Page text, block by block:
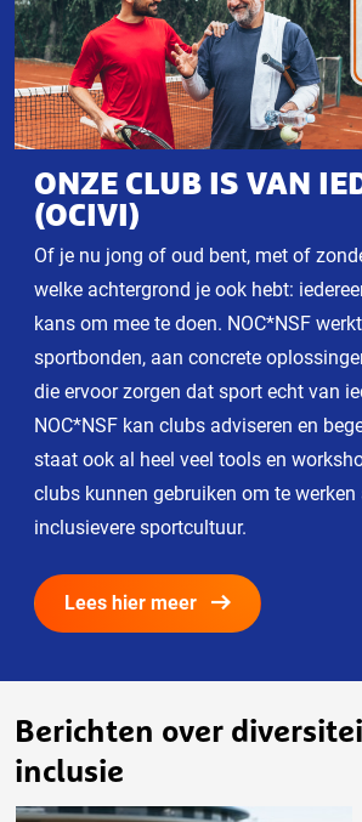
ONZE CLUB IS VAN
(OCIVI)
Of je nu jong of oud bent, met of
welke achtergrond je ook hebt:
kans om mee te doen. NOC*NSF
sportbonden, aan concrete
die ervoor zorgen dat sport echt van
NOC*NSF kan clubs adviseren en
staat ook al heel veel tools en
clubs kunnen gebruiken om te werken
inclusievere sportcultuur.
Lees hier meer
Berichten over
inclusie